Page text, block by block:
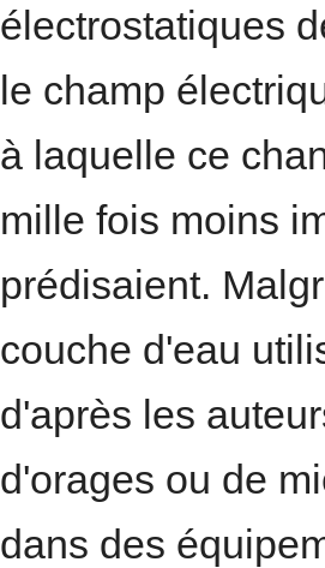
électrostatiques
le champ
à laquelle ce
mille fois moins
prédisaient.
couche d'eau
d'après les
d'orages ou de
dans des